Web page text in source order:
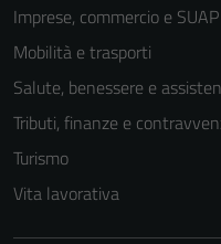
Imprese, commercio e SUAP
Mobilità e trasporti
Salute, benessere e
Tributi, finanze e
Turismo
Vita lavorativa